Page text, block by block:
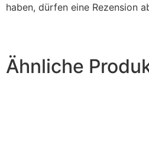
haben, dürfen eine Rezension
Ähnliche